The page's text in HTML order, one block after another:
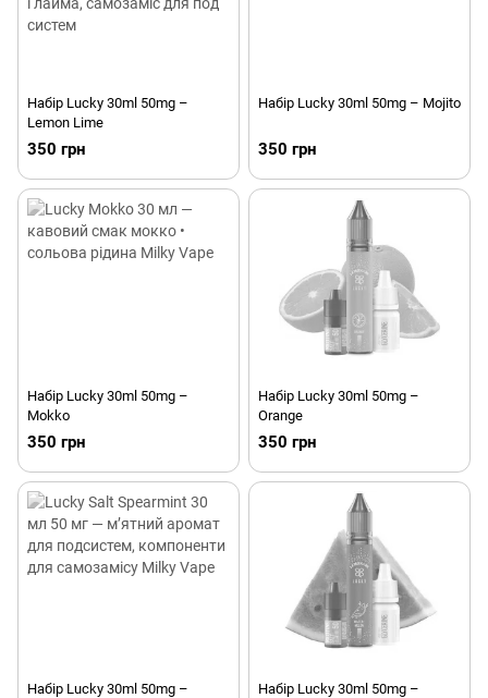
Набір Lucky 30ml 50mg –
Lemon Lime
350 грн
Набір Lucky 30ml 50mg – Mojito
350 грн
Набір Lucky 30ml 50mg –
Mokko
350 грн
Набір Lucky 30ml 50mg –
Orange
350 грн
Набір Lucky 30ml 50mg –
Набір Lucky 30ml 50mg –